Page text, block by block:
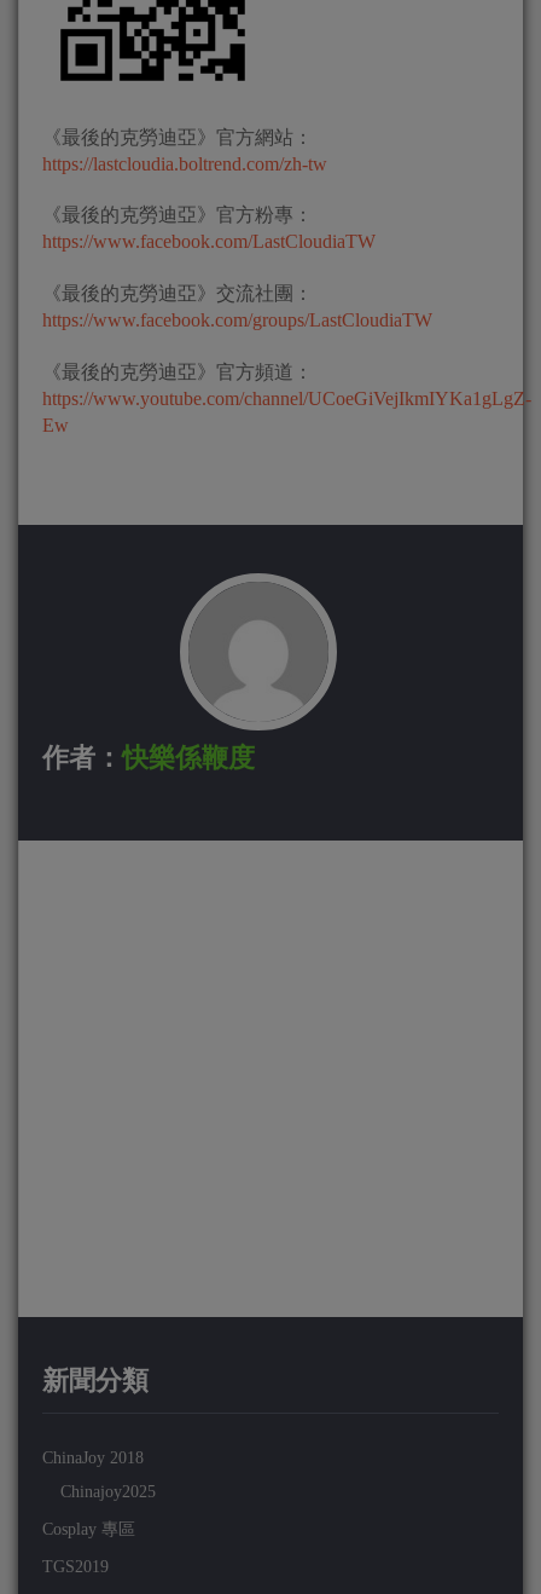
《最後的克勞迪亞》官方網站：
https://lastcloudia.boltrend.com/zh-tw
《最後的克勞迪亞》官方粉專：
https://www.facebook.com/LastCloudiaTW
《最後的克勞迪亞》交流社團：
https://www.facebook.com/groups/LastCloudiaTW
《最後的克勞迪亞》官方頻道：
https://www.youtube.com/channel/UCoeGiVejIkmIYKa1gLgZ-
Ew
作者：快樂係鞭度
新聞分類
ChinaJoy 2018
Chinajoy2025
Cosplay 專區
TGS2019